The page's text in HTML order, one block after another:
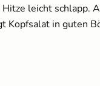
leicht schlapp.
in guten